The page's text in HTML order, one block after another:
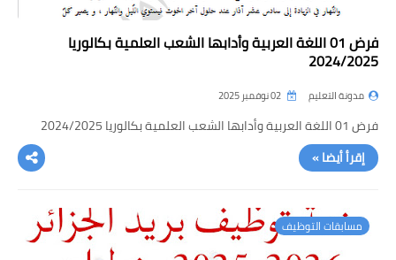
فرض 01 اللغة العربية وأدابها الشعب العلمية بكالوريا
2024/2025
مدونة التعليم
فرض 01 اللغة العربية وأدابها الشعب العلمية بكالوريا 2024/2025
إقرأ أيضا »
مسابقات التوظيف